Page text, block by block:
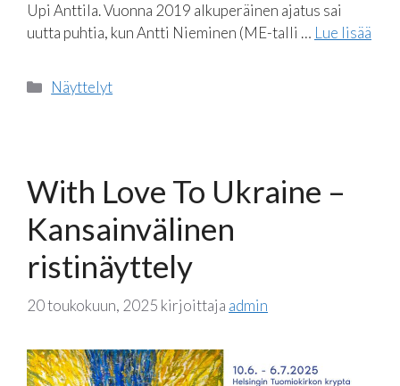
Upi Anttila. Vuonna 2019 alkuperäinen ajatus sai
uutta puhtia, kun Antti Nieminen (ME-talli … Lue lisää
Kategoriat
Näyttelyt
With Love To Ukraine –
Kansainvälinen
ristinäyttely
20 toukokuun, 2025 kirjoittaja admin